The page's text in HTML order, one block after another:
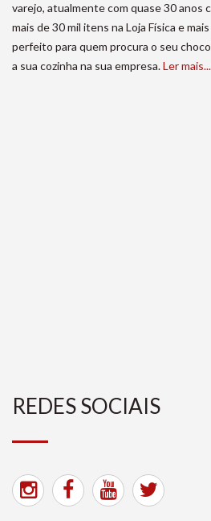
varejo, atualmente com quase 30 anos
mais de 30 mil itens na Loja Física e
perfeito para quem procura o seu
a sua cozinha na sua empresa.Ler mais...
REDES SOCIAIS